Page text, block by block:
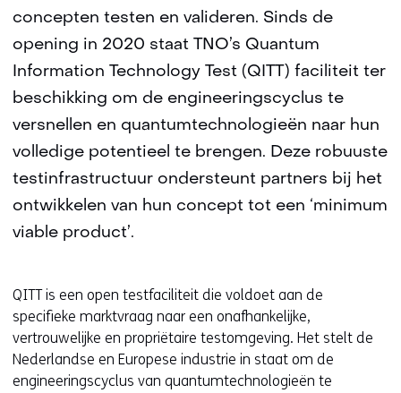
concepten testen en valideren. Sinds de
opening in 2020 staat TNO’s Quantum
Information Technology Test (QITT) faciliteit ter
beschikking om de engineeringscyclus te
versnellen en quantumtechnologieën naar hun
volledige potentieel te brengen. Deze robuuste
testinfrastructuur ondersteunt partners bij het
ontwikkelen van hun concept tot een ‘minimum
viable product’.
QITT is een open testfaciliteit die voldoet aan de
specifieke marktvraag naar een onafhankelijke,
vertrouwelijke en propriëtaire testomgeving. Het stelt de
Nederlandse en Europese industrie in staat om de
engineeringscyclus van quantumtechnologieën te